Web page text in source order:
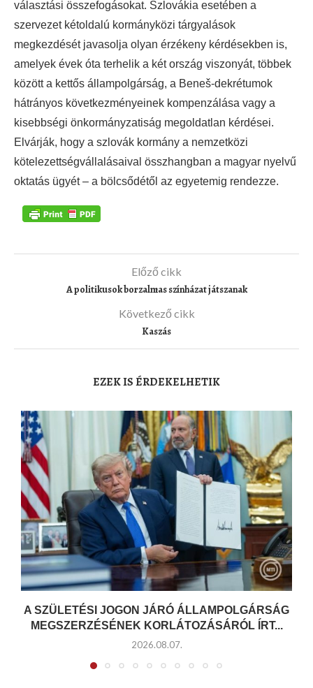
választási összefogásokat. Szlovákia esetében a
szervezet kétoldalú kormányközi tárgyalások
megkezdését javasolja olyan érzékeny kérdésekben is,
amelyek évek óta terhelik a két ország viszonyát, többek
között a kettős állampolgárság, a Beneš-dekrétumok
hátrányos következményeinek kompenzálása vagy a
kisebbségi önkormányzatiság megoldatlan kérdései.
Elvárják, hogy a szlovák kormány a nemzetközi
kötelezettségvállalásaival összhangban a magyar nyelvű
oktatás ügyét – a bölcsődétől az egyetemig rendezze.
Előző cikk
A politikusok borzalmas színházat játszanak
Következő cikk
Kaszás
EZEK IS ÉRDEKELHETIK
A SZÜLETÉSI JOGON JÁRÓ ÁLLAMPOLGÁRSÁG
MEGSZERZÉSÉNEK KORLÁTOZÁSÁRÓL ÍRT...
2026.08.07.